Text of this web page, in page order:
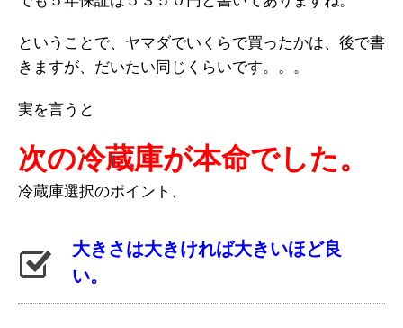
ということで、ヤマダでいくらで買ったかは、後で書
きますが、だいたい同じくらいです。。。
実を言うと
次の冷蔵庫が本命でした。
冷蔵庫選択のポイント、
大きさは大きければ大きいほど良
い。